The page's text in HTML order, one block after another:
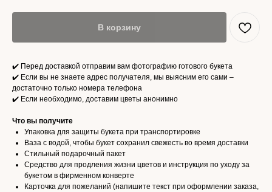
В корзину
✔️ Перед доставкой отправим вам фотографию готового букета
✔️ Если вы не знаете адрес получателя, мы выясним его сами –
достаточно только номера телефона
✔️ Если необходимо, доставим цветы анонимно
Что вы получите
Упаковка для защиты букета при транспортировке
Ваза с водой, чтобы букет сохранил свежесть во время доставки
Стильный подарочный пакет
Средство для продления жизни цветов и инструкция по уходу за
букетом в фирменном конверте
Карточка для пожеланий (напишите текст при оформлении заказа,